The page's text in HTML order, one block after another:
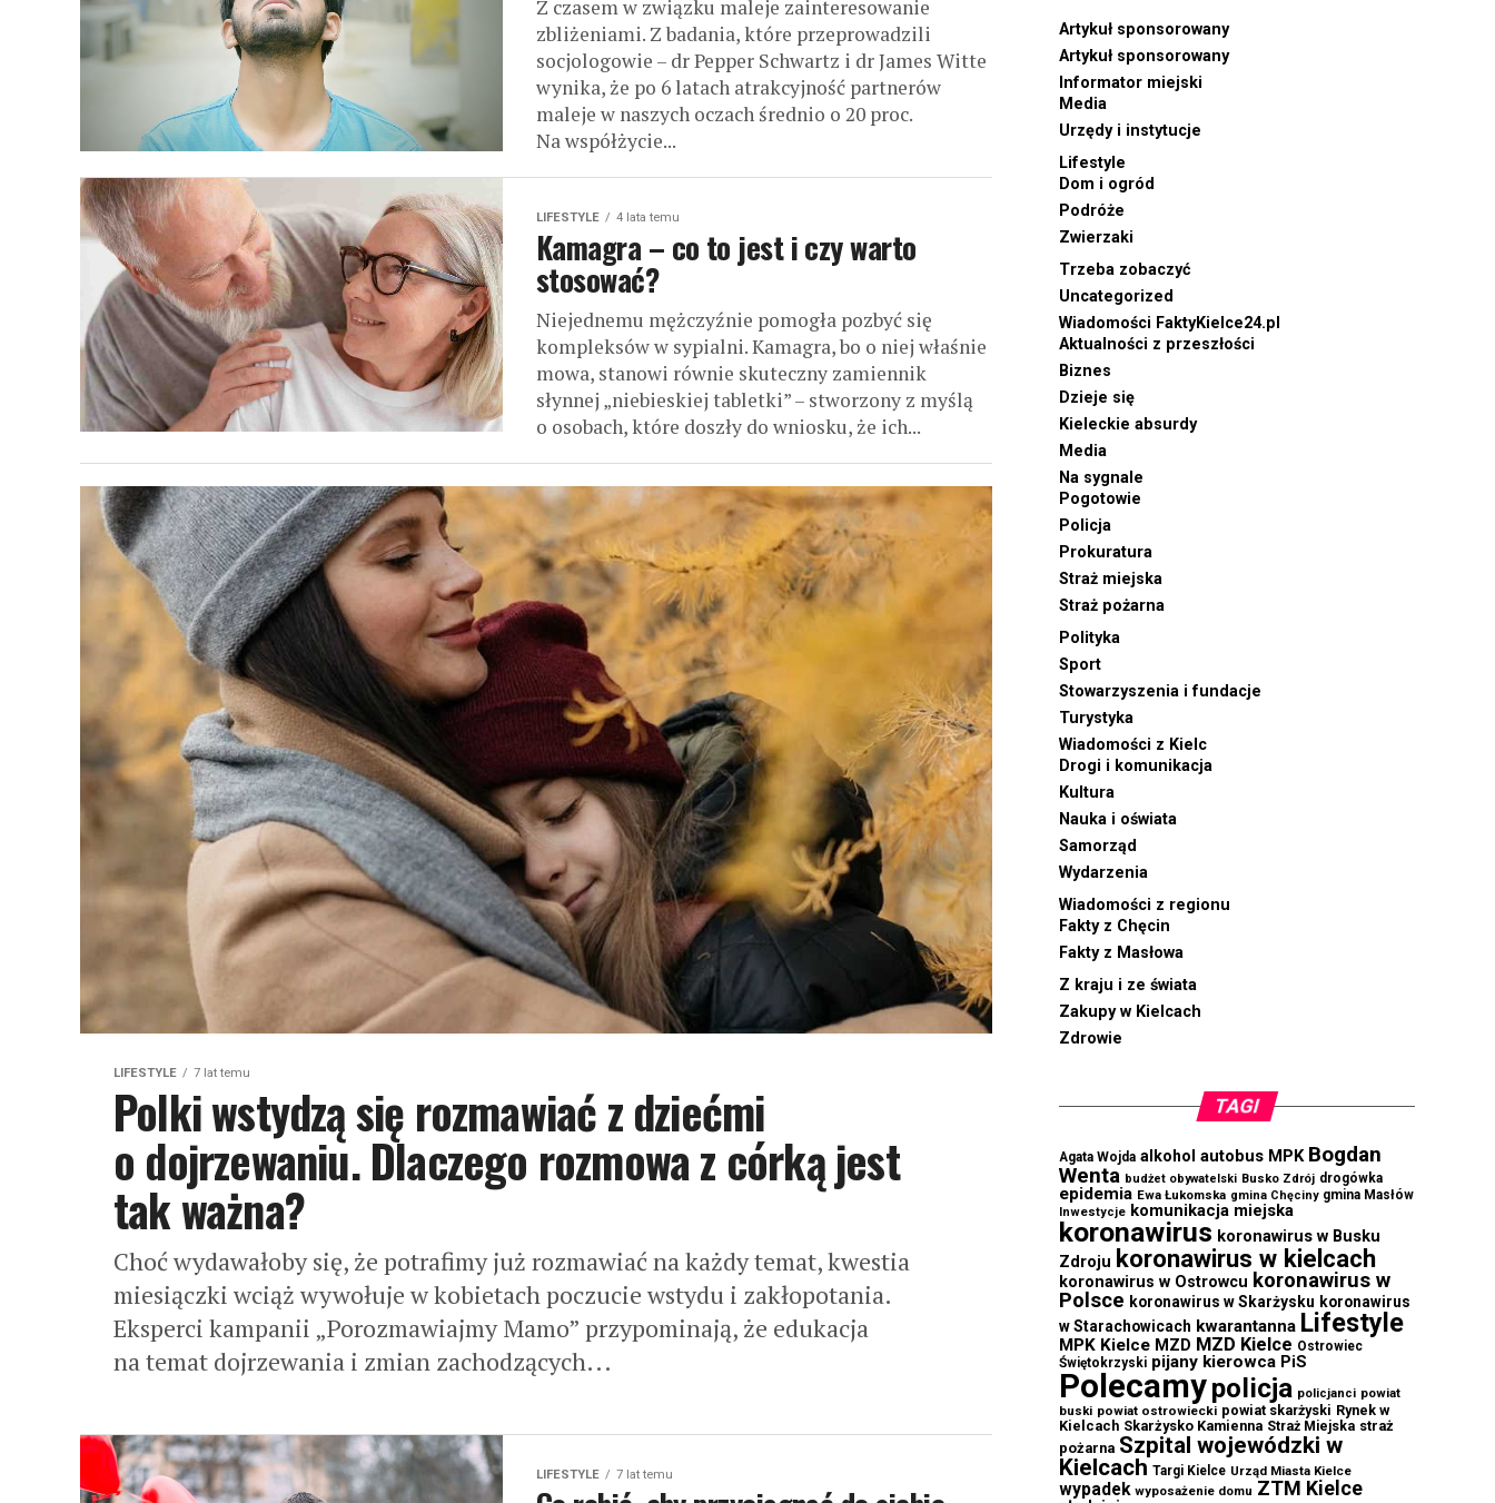
Z czasem w związku maleje zainteresowanie
zbliżeniami. Z badania, które przeprowadzili
socjologowie – dr Pepper Schwartz i dr James Witte
wynika, że po 6 latach atrakcyjność partnerów
maleje w naszych oczach średnio o 20 proc.
Na współżycie...
LIFESTYLE 4 lata temu
Kamagra – co to jest i czy warto
stosować?
Niejednemu mężczyźnie pomogła pozbyć się
kompleksów w sypialni. Kamagra, bo o niej właśnie
mowa, stanowi równie skuteczny zamiennik
słynnej „niebieskiej tabletki” – stworzony z myślą
o osobach, które doszły do wniosku, że ich...
LIFESTYLE 7 lat temu
Polki wstydzą się rozmawiać z dziećmi
o dojrzewaniu. Dlaczego rozmowa z córką jest
tak ważna?
Choć wydawałoby się, że potrafimy już rozmawiać na każdy temat, kwestia
miesiączki wciąż wywołuje w kobietach poczucie wstydu i zakłopotania.
Eksperci kampanii „Porozmawiajmy Mamo” przypominają, że edukacja
na temat dojrzewania i zmian zachodzących...
LIFESTYLE 7 lat temu
Artykuł sponsorowany
Artykuł sponsorowany
Informator miejski
Media
Urzędy i instytucje
Lifestyle
Dom i ogród
Podróże
Zwierzaki
Trzeba zobaczyć
Uncategorized
Wiadomości FaktyKielce24.pl
Aktualności z przeszłości
Biznes
Dzieje się
Kieleckie absurdy
Media
Na sygnale
Pogotowie
Policja
Prokuratura
Straż miejska
Straż pożarna
Polityka
Sport
Stowarzyszenia i fundacje
Turystyka
Wiadomości z Kielc
Drogi i komunikacja
Kultura
Nauka i oświata
Samorząd
Wydarzenia
Wiadomości z regionu
Fakty z Chęcin
Fakty z Masłowa
Z kraju i ze świata
Zakupy w Kielcach
Zdrowie
TAGI
Agata Wojda alkohol autobus MPK Bogdan
Wenta budżet obywatelski Busko Zdrój drogówka
epidemia Ewa Łukomska gmina Chęciny gmina Masłów
Inwestycje komunikacja miejska
koronawirus koronawirus w Busku
Zdroju koronawirus w kielcach
koronawirus w Ostrowcu koronawirus w
Polsce koronawirus w Skarżysku koronawirus
w Starachowicach kwarantanna Lifestyle
MPK Kielce MZD MZD Kielce Ostrowiec
Świętokrzyski pijany kierowca PiS
Polecamypolicja policjanci powiat
buski powiat ostrowiecki powiat skarżyski Rynek w
Kielcach Skarżysko Kamienna Straż Miejska straż
pożarna Szpital wojewódzki w
Kielcach Targi Kielce Urząd Miasta Kielce
wypadek wyposażenie domu ZTM Kielce